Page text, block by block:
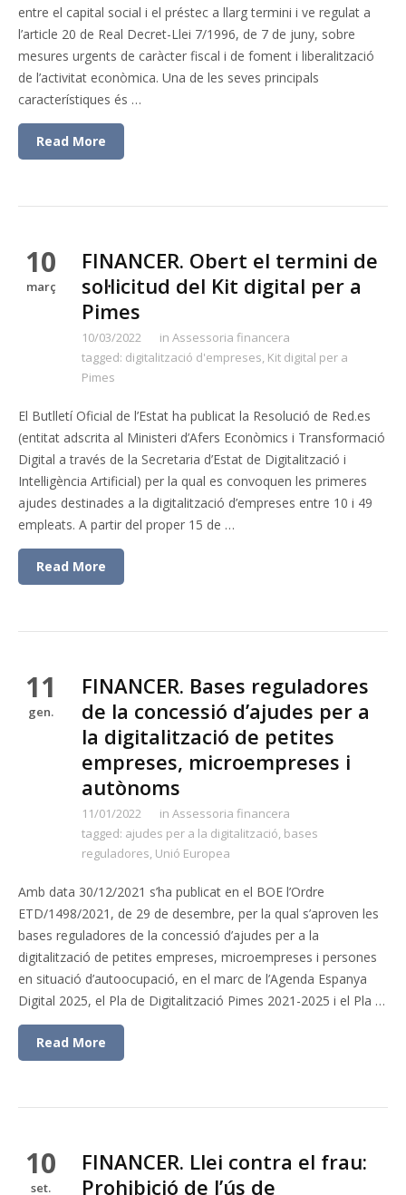
entre el capital social i el préstec a llarg termini i ve regulat a
l’article 20 de Real Decret-Llei 7/1996, de 7 de juny, sobre
mesures urgents de caràcter fiscal i de foment i liberalització
de l’activitat econòmica. Una de les seves principals
característiques és …
Read More
10
març
FINANCER. Obert el termini de
sol·licitud del Kit digital per a
Pimes
10/03/2022 in Assessoria financera
tagged: digitalització d'empreses, Kit digital per a
Pimes
El Butlletí Oficial de l’Estat ha publicat la Resolució de Red.es
(entitat adscrita al Ministeri d’Afers Econòmics i Transformació
Digital a través de la Secretaria d’Estat de Digitalització i
Intel·ligència Artificial) per la qual es convoquen les primeres
ajudes destinades a la digitalització d’empreses entre 10 i 49
empleats. A partir del proper 15 de …
Read More
11
gen.
FINANCER. Bases reguladores
de la concessió d’ajudes per a
la digitalització de petites
empreses, microempreses i
autònoms
11/01/2022 in Assessoria financera
tagged: ajudes per a la digitalització, bases
reguladores, Unió Europea
Amb data 30/12/2021 s’ha publicat en el BOE l’Ordre
ETD/1498/2021, de 29 de desembre, per la qual s’aproven les
bases reguladores de la concessió d’ajudes per a la
digitalització de petites empreses, microempreses i persones
en situació d’autoocupació, en el marc de l’Agenda Espanya
Digital 2025, el Pla de Digitalització Pimes 2021-2025 i el Pla …
Read More
10
set.
FINANCER. Llei contra el frau:
Prohibició de l’ús de